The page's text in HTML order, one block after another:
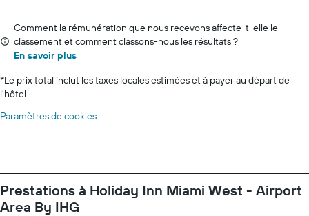
Comment la rémunération que nous recevons affecte-t-elle le
classement et comment classons-nous les résultats ?
En savoir plus
*Le prix total inclut les taxes locales estimées et à payer au départ de
l’hôtel.
Paramètres de cookies
Prestations à Holiday Inn Miami West - Airport
Area By IHG